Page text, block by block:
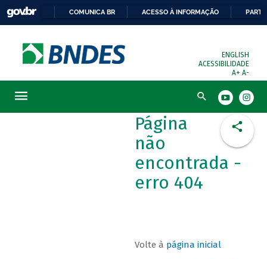
COMUNICA BR ACESSO À INFORMAÇÃO
ENGLISH
ACESSIBILIDADE
A+ A-
Busca
Página
não
encontrada -
erro 404
Volte à página inicial